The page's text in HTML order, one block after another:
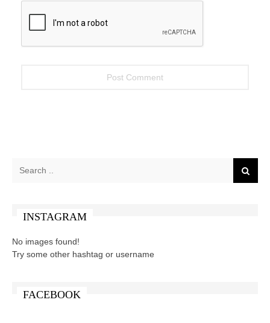
INSTAGRAM
No images found!
Try some other hashtag or username
FACEBOOK